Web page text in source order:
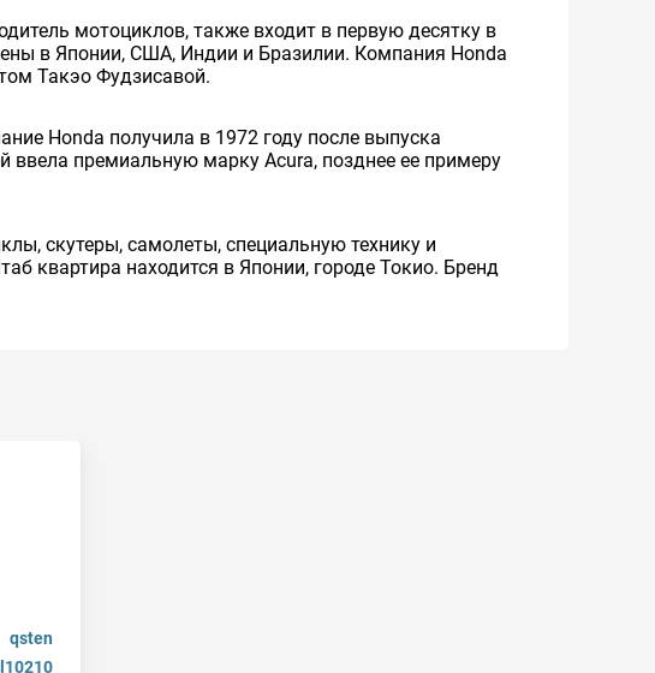
мотоциклов, также входит в первую десятку в
в Японии, США, Индии и Бразилии. Компания Honda
Такэо Фудзисавой.
Honda получила в 1972 году после выпуска
ввела премиальную марку Acura, позднее ее примеру
скутеры, самолеты, специальную технику и
квартира находится в Японии, городе Токио. Бренд
qsten